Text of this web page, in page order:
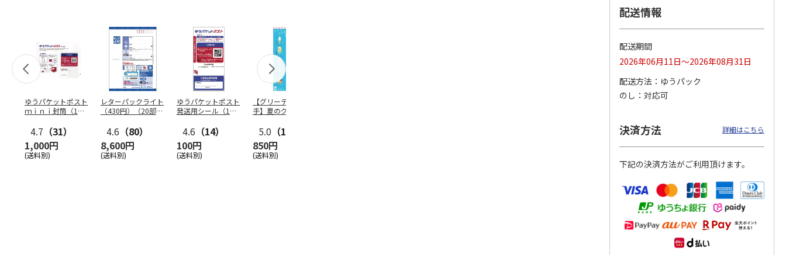
ゆうパケットポスト
ｍｉｎｉ封筒（1個
4.7 （31）
1,000円
(送料別)
レターパックライト
（430円）（20部セ
4.6 （80）
8,600円
(送料別)
ゆうパケットポスト
発送用シール（1個
4.6 （14）
100円
(送料別)
【グリーティング切
手】夏のグリーティ
5.0 （10）
850円
(送料別)
【グリーティング切
円…
4.8（11）
5,500円
4.6（7）
11,000円
配送情報
配送期間
2026年06月11日～2026年08月31日
配送方法
ゆうパック
のし
対応可
決済方法 詳細はこちら
下記の決済方法がご利用頂けます。